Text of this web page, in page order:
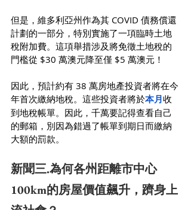
但是，維多利亞州作為其 COVID 債務償還
計劃的一部分，特別實施了一項臨時土地
稅附加費。這項舉措涉及將免徵土地稅的
門檻從 $30 萬澳元降至僅 $5 萬澳元！
因此，預計約有 38 萬房地產投資者將在今
年首次繳納地稅。這些投資者將於本月收
到地稅帳單。因此，千萬要記得查看自己
的郵箱，別因為錯過了帳單到期日而繳納
大額的罰款。
新聞三.為何各州距離市中心
100km的房屋價值飆升，躋身上